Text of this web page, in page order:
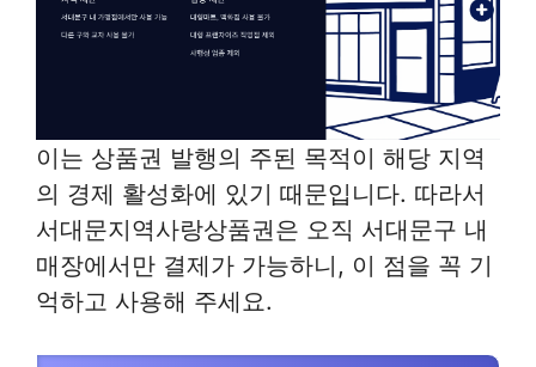
이는 상품권 발행의 주된 목적이 해당 지역
의 경제 활성화에 있기 때문입니다. 따라서
서대문지역사랑상품권은 오직 서대문구 내
매장에서만 결제가 가능하니, 이 점을 꼭 기
억하고 사용해 주세요.